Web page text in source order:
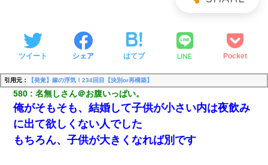
ツイート シェア はてブ LINE Pocket
引用元： 【発覚】嫁の浮気！234回目【決別or再構築】
580 名無しさん＠お腹いっぱい。
俺がそもそも、結婚して子供が小さい内は夜飲み
に出て欲しくない人でした
もちろん、子供が大きくなれば別です